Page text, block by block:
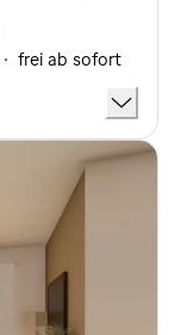
· frei ab sofort